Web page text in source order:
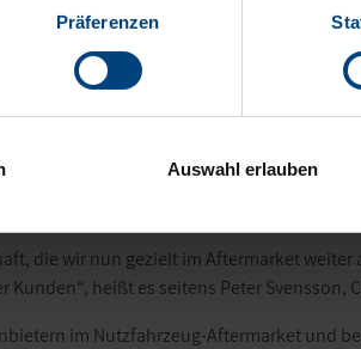
Präferenzen
Auswahl erlauben
beider Unternehmen auf und
Aftermarket Group angeboten.
mit Ersatzteilen für Nutzfahrzeuge.
Partner mit hoher
von einer verbesserten
erweitert Krone seine internationale
die wir nun gezielt im Aftermarket
heißt es seitens Peter Svensson,
im Nutzfahrzeug-Aftermarket und